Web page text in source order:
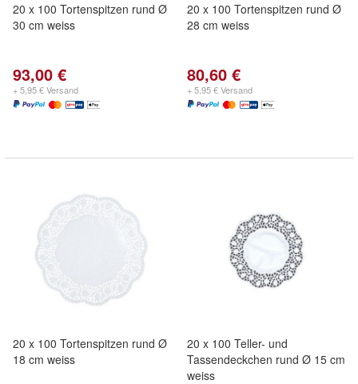
20 x 100 Tortenspitzen rund Ø
30 cm weiss
93,00 €
+ 5,95 € Versand
20 x 100 Tortenspitzen rund Ø
28 cm weiss
80,60 €
+ 5,95 € Versand
20 x 100 Tortenspitzen rund Ø
18 cm weiss
20 x 100 Teller- und
Tassendeckchen rund Ø 15 cm
weiss